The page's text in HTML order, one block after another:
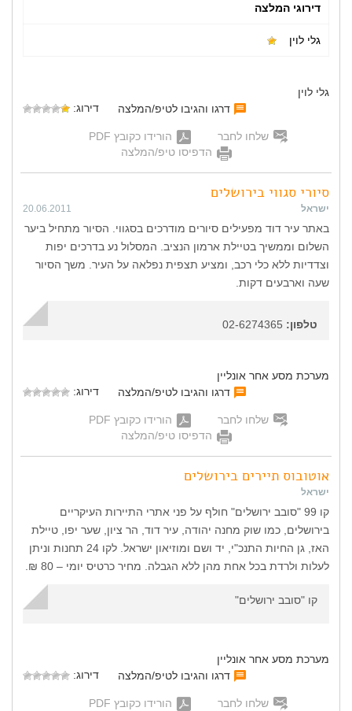
דירוגי המלצה
גלי לוין
גלי לוין
דרגו והגיבו לטיפ/המלצה
דירוג:
שלחו לחבר
הורידו כקובץ PDF
הדפיסו טיפ/המלצה
סיורי סגווי בירושלים
ישראל 20.06.2011
באתר עיר דוד מפעילים סיורים מודרכים בסגווי. הסיור מתחיל ביער
השלום וממשיך בטיילת ארמון הנציב. המסלול נע בדרכים יפות
וצדדיות ללא כלי רכב, ומציע תצפית נפלאה על העיר. משך הסיור
שעה וארבעים דקות.
טלפון:
מערכת מסע אחר אונליין
דרגו והגיבו לטיפ/המלצה
דירוג:
שלחו לחבר
הורידו כקובץ PDF
הדפיסו טיפ/המלצה
אוטובוס תיירים בירושלים
ישראל
קו 99 "סובב ירושלים" חולף על פני אתרי התיירות העיקריים
בירושלים, כמו שוק מחנה יהודה, עיר דוד, הר ציון, שער יפו, טיילת
האז, גן החיות התנכ"י, יד ושם ומוזיאון ישראל. לקו 24 תחנות וניתן
לעלות ולרדת בכל אחת מהן ללא הגבלה. מחיר כרטיס יומי – 80 ₪.
קו "סובב ירושלים"
מערכת מסע אחר אונליין
דרגו והגיבו לטיפ/המלצה
דירוג:
שלחו לחבר הורידו כקובץ PDF